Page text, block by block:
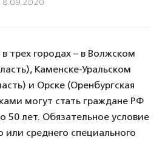
трех городах – в Волжском
Каменске-Уральском
и Орске (Оренбургская
могут стать граждане РФ
50 лет. Обязательное условие
или среднего специального